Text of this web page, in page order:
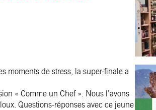
moments de stress, la super-finale a
« Comme un Chef ». Nous l’avons
. Questions-réponses avec ce jeune